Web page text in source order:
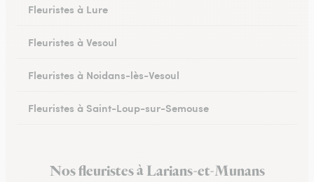
Fleuristes à Lure
Fleuristes à Vesoul
Fleuristes à Noidans-lès-Vesoul
Fleuristes à Saint-Loup-sur-Semouse
Fleuristes à Scey-sur-Saône-et-Saint-Albin
Nos fleuristes à Larians-et-Munans